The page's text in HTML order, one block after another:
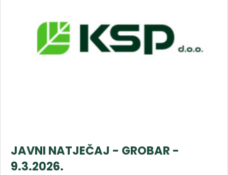
JAVNI NATJEČAJ - GROBAR -
9.3.2026.